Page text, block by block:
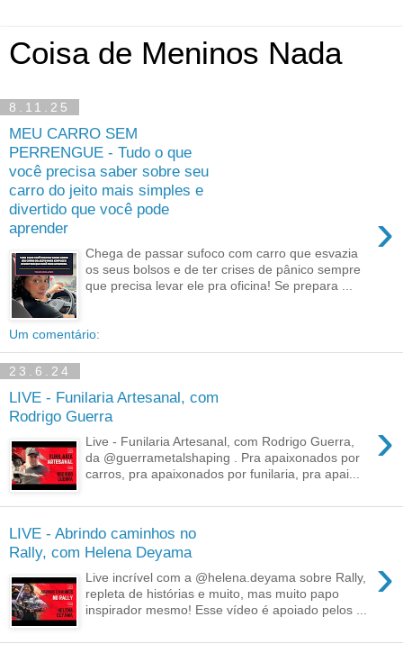
Coisa de Meninos Nada
8.11.25
MEU CARRO SEM
PERRENGUE - Tudo o que
você precisa saber sobre seu
carro do jeito mais simples e
divertido que você pode
aprender
›
Chega de passar sufoco com carro que esvazia
os seus bolsos e de ter crises de pânico sempre
que precisa levar ele pra oficina! Se prepara ...
Um comentário:
23.6.24
LIVE - Funilaria Artesanal, com
Rodrigo Guerra
›
Live - Funilaria Artesanal, com Rodrigo Guerra,
da @guerrametalshaping . Pra apaixonados por
carros, pra apaixonados por funilaria, pra apai...
LIVE - Abrindo caminhos no
Rally, com Helena Deyama
›
Live incrível com a @helena.deyama sobre Rally,
repleta de histórias e muito, mas muito papo
inspirador mesmo! Esse vídeo é apoiado pelos ...